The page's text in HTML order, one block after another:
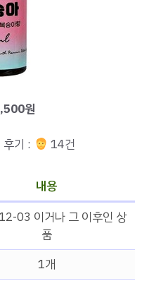
원
기 : 14건
내용
03 이거나 그 이후인 상
품
1개